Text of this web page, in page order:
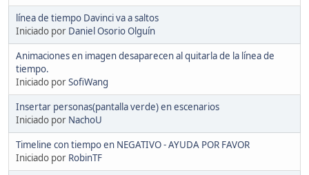
línea de tiempo Davinci va a saltos
Iniciado por Daniel Osorio Olguín
Animaciones en imagen desaparecen al quitarla de la línea de
tiempo.
Iniciado porSofiWang
Insertar personas(pantalla verde) en escenarios
Iniciado por NachoU
Timeline con tiempo en NEGATIVO - AYUDA POR FAVOR
Iniciado por RobinTF